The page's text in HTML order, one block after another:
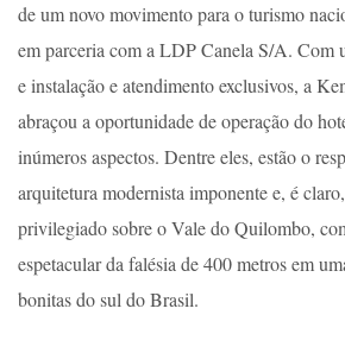
de um novo movimento para o turismo
em parceria com a LDP Canela S/A. Com
e instalação e atendimento exclusivos, a
abraçou a oportunidade de operação do
inúmeros aspectos. Dentre eles, estão o
arquitetura modernista imponente e, é
privilegiado sobre o Vale do Quilombo,
espetacular da falésia de 400 metros em
bonitas do sul do Brasil.